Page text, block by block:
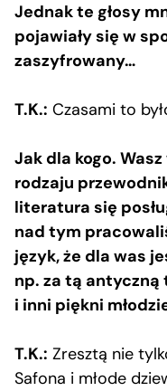
Jednak te głosy
pojawiały się w
zaszyfrowany…
T.K.: Czasami to
Jak dla kogo.
rodzaju
literatura się
nad tym
język, że dla was
np. za tą
i inni piękni
T.K.: Zresztą nie
Safona i młode